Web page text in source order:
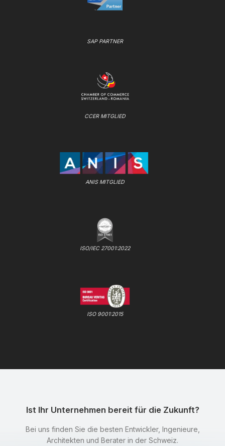
SAP PARTNER
CCER MITGLIED
ANIS MITGLIED
ISO/IEC 27001:2022
ISO 9001:2015
Ist Ihr Unternehmen bereit für die Zukunft?
Bei uns finden Sie die besten Entwickler, Ingenieure,
Architekten und Berater in der Schweiz.